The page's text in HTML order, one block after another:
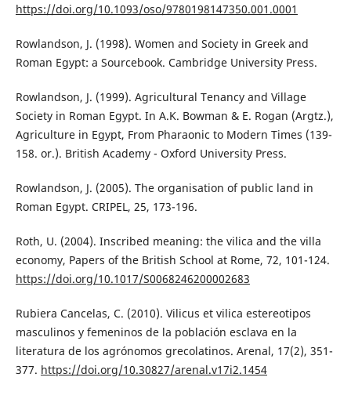
https://doi.org/10.1093/oso/9780198147350.001.0001
Rowlandson, J. (1998). Women and Society in Greek and
Roman Egypt: a Sourcebook. Cambridge University Press.
Rowlandson, J. (1999). Agricultural Tenancy and Village
Society in Roman Egypt. In A.K. Bowman & E. Rogan (Argtz.),
Agriculture in Egypt, From Pharaonic to Modern Times (139-
158. or.). British Academy - Oxford University Press.
Rowlandson, J. (2005). The organisation of public land in
Roman Egypt. CRIPEL, 25, 173-196.
Roth, U. (2004). Inscribed meaning: the vilica and the villa
economy, Papers of the British School at Rome, 72, 101-124.
https://doi.org/10.1017/S0068246200002683
Rubiera Cancelas, C. (2010). Vilicus et vilica estereotipos
masculinos y femeninos de la población esclava en la
literatura de los agrónomos grecolatinos. Arenal, 17(2), 351-
377. https://doi.org/10.30827/arenal.v17i2.1454